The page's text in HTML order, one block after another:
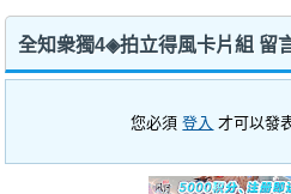
全知衆獨4◈拍立得風卡片組 留
您必須登入 才可以發